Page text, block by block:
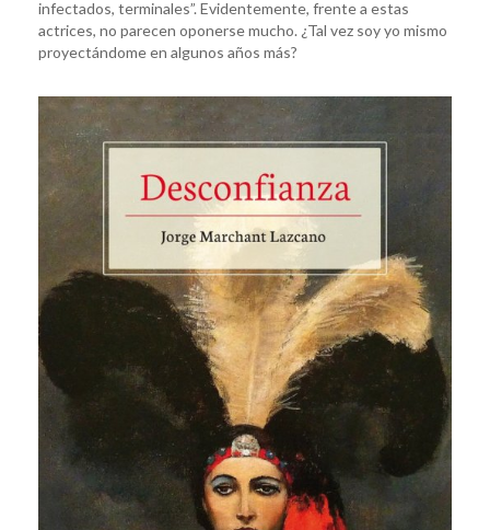
infectados, terminales”. Evidentemente, frente a estas
actrices, no parecen oponerse mucho. ¿Tal vez soy yo mismo
proyectándome en algunos años más?